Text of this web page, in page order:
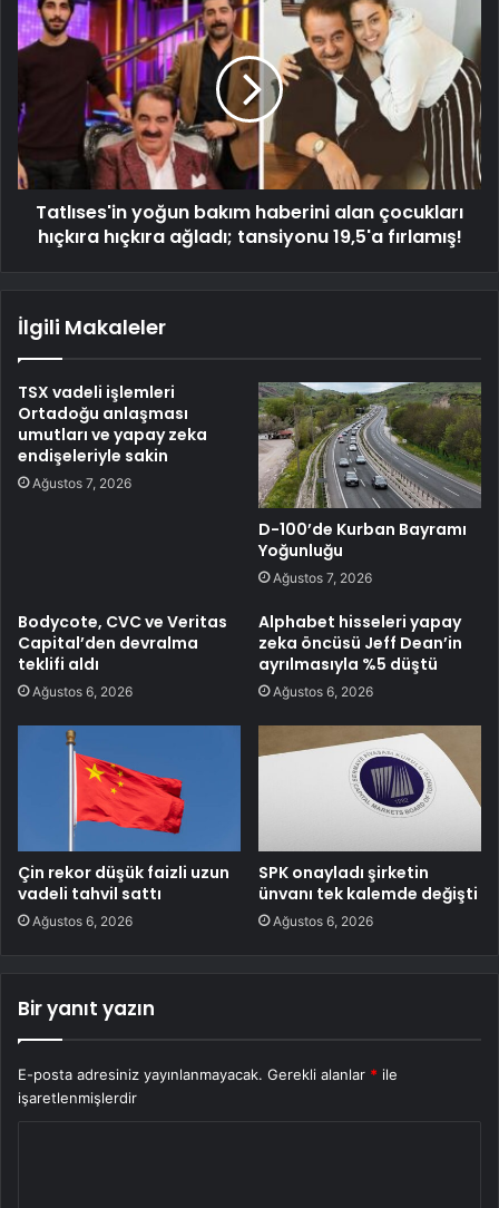
Tatlıses'in yoğun bakım haberini alan çocukları
hıçkıra hıçkıra ağladı; tansiyonu 19,5'a fırlamış!
İlgili Makaleler
TSX vadeli işlemleri
Ortadoğu anlaşması
umutları ve yapay zeka
endişeleriyle sakin
Ağustos 7, 2026
D-100’de Kurban Bayramı
Yoğunluğu
Ağustos 7, 2026
Bodycote, CVC ve Veritas
Capital’den devralma
teklifi aldı
Ağustos 6, 2026
Alphabet hisseleri yapay
zeka öncüsü Jeff Dean’in
ayrılmasıyla %5 düştü
Ağustos 6, 2026
Çin rekor düşük faizli uzun
vadeli tahvil sattı
Ağustos 6, 2026
SPK onayladı şirketin
ünvanı tek kalemde değişti
Ağustos 6, 2026
Bir yanıt yazın
E-posta adresiniz yayınlanmayacak. Gerekli alanlar * ile
işaretlenmişlerdir